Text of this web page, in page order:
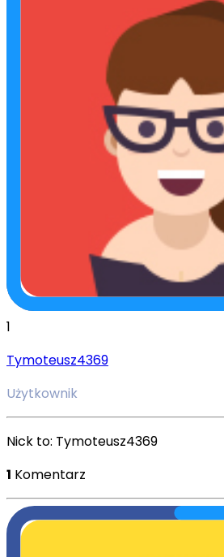
1
Tymoteusz4369
Użytkownik
Nick to: Tymoteusz4369
1 Komentarz